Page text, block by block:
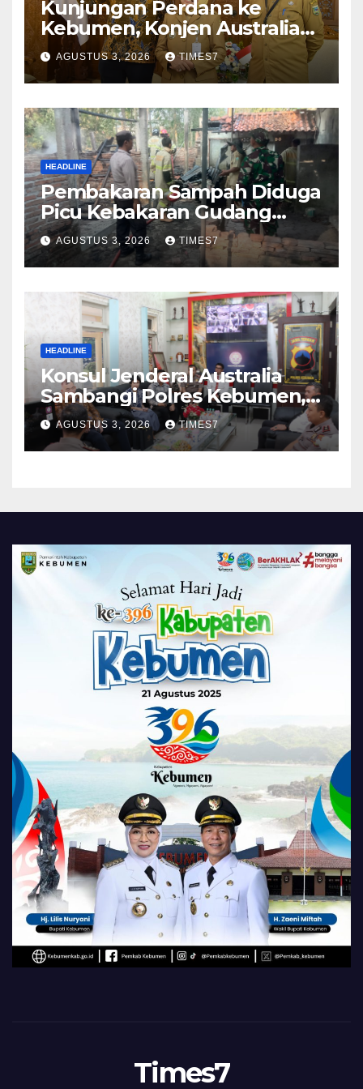
Kunjungan Perdana ke
Kebumen, Konjen Australia
Jajaki Kerja Sama Pariwisata
hingga Pendidikan
AGUSTUS 3, 2026 TIMES7
HEADLINE
Pembakaran Sampah Diduga
Picu Kebakaran Gudang
Furniture di Kebumen
AGUSTUS 3, 2026 TIMES7
HEADLINE
Konsul Jenderal Australia
Sambangi Polres Kebumen,
Pererat Silaturahmi
AGUSTUS 3, 2026 TIMES7
Times7